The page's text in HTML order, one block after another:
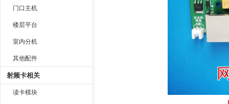
门口主机
楼层平台
室内分机
其他配件
射频卡相关
读卡模块